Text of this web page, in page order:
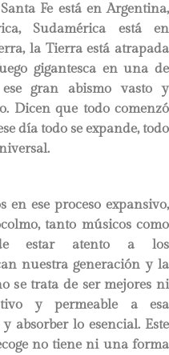
Fe está en Argentina,
Sudamérica está en
la Tierra está atrapada
gigantesca en una de
gran abismo vasto y
Dicen que todo comenzó
día todo se expande, todo
en ese proceso expansivo,
tanto músicos como
estar atento a los
nuestra generación y la
se trata de ser mejores ni
y permeable a esa
absorber lo esencial. Este
no tiene ni una forma